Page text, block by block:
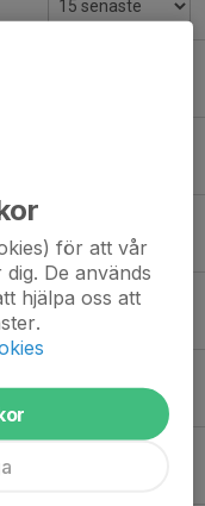
för att vår
De används
hjälpa oss att